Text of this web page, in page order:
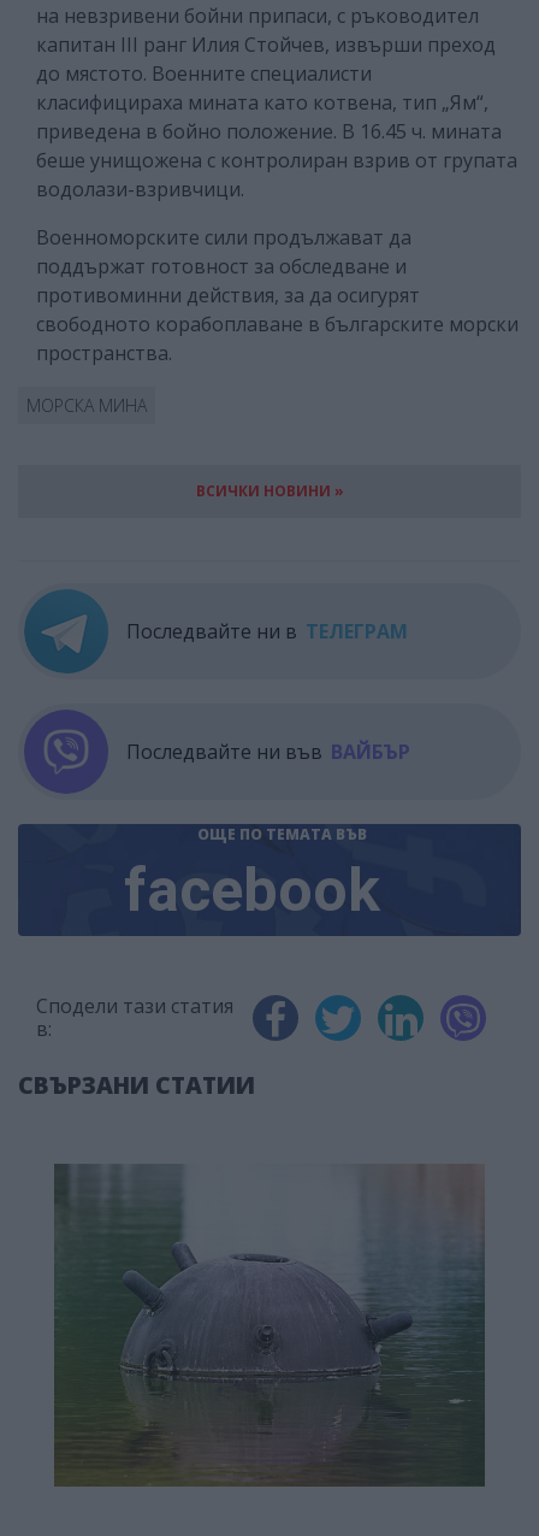
на невзривени бойни припаси, с ръководител
капитан III ранг Илия Стойчев, извърши преход
до мястото. Военните специалисти
класифицираха мината като котвена, тип „Ям“,
приведена в бойно положение. В 16.45 ч. мината
беше унищожена с контролиран взрив от групата
водолази-взривчици.
Военноморските сили продължават да
поддържат готовност за обследване и
противоминни действия, за да осигурят
свободното корабоплаване в българските морски
пространства.
МОРСКА МИНА
ВСИЧКИ НОВИНИ »
Последвайте ни в ТЕЛЕГРАМ
Последвайте ни във ВАЙБЪР
ОЩЕ ПО ТЕМАТА ВЪВ
facebook
Сподели тази статия
в:
СВЪРЗАНИ СТАТИИ